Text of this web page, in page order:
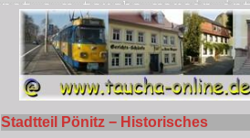
Stadtteil Pönitz − Historisches